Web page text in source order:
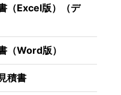
（Excel版）（デ
（Word版）
積書